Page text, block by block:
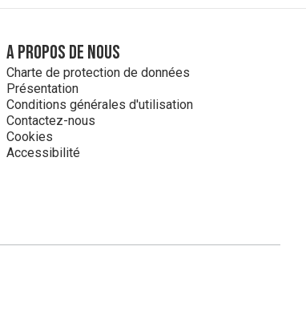
A propos de nous
Charte de protection de données
Présentation
Conditions générales d'utilisation
Contactez-nous
Cookies
Accessibilité